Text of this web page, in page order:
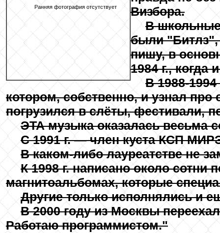
Ранняя фотография отсутствует
Визбора.
В
были
пишу, в
1984 г., когда
В 1988-
котором, собственно, и узнал
погрузился в слёты, фестивали,
ЭТА музыка оказалась весьма
С 1991 г. — член куста КСП
В каком-либо лауреатстве не
К 1998 г. написано около сотни
магнитоальбомах, которые
Другие только исполнялись и
В 2000 году из Москвы
Работаю программистом."